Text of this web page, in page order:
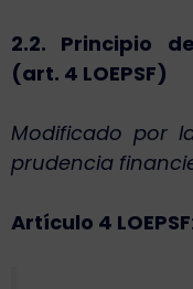
2.2. Principio
(art. 4 LOEPSF)
Modificado por
prudencia
Artículo 4 LOEPSF: